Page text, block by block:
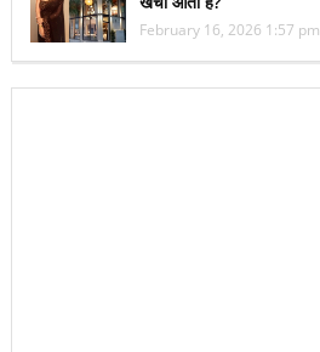
February 16, 2026 1:57 pm